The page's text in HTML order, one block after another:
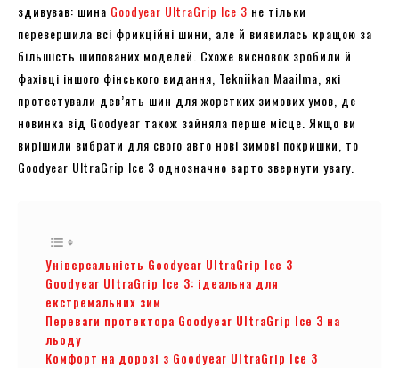
здивував: шина Goodyear UltraGrip Ice 3 не тільки
перевершила всі фрикційні шини, але й виявилась кращою за
більшість шипованих моделей. Схоже висновок зробили й
фахівці іншого фінського видання, Tekniikan Maailma, які
протестували дев’ять шин для жорстких зимових умов, де
новинка від Goodyear також зайняла перше місце. Якщо ви
вирішили вибрати для свого авто нові зимові покришки, то
Goodyear UltraGrip Ice 3 однозначно варто звернути увагу.
Універсальність Goodyear UltraGrip Ice 3
Goodyear UltraGrip Ice 3: ідеальна для
екстремальних зим
Переваги протектора Goodyear UltraGrip Ice 3 на
льоду
Комфорт на дорозі з Goodyear UltraGrip Ice 3